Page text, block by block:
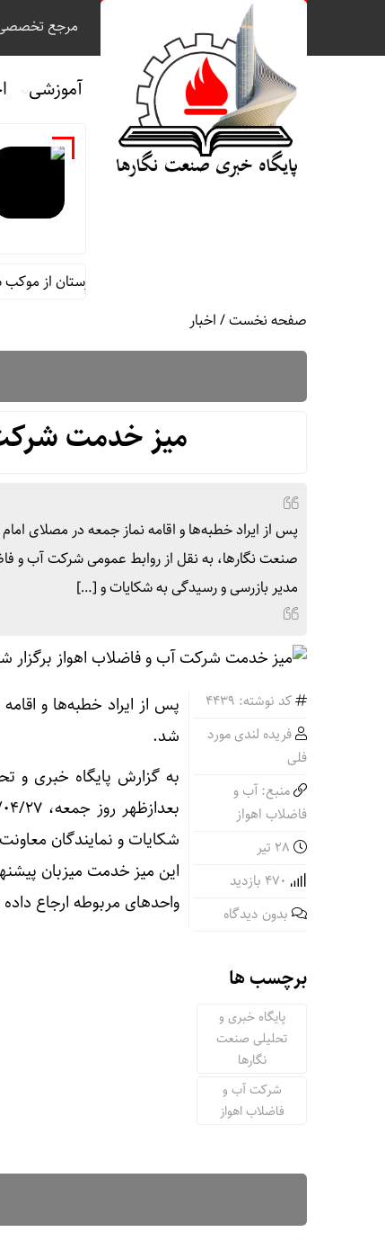
مرجع
آموزشی
مقام مدیرعامل در امور اداری و مالی فولاد خوزستان از موکب
صفحه نخست/اخبار
میز خدمت
پس از ایراد خطبه‌ها و اقامه نماز جمعه در مصلای
مدیر بازرسی و رسیدگی به شکایات و […]
کد نوشته: 4439
فریده لندی مورد
فلی
منبع: آب و
فاضلاب اهواز
بدون دیدگاه
برچسب ها
پایگاه خبری و
تحلیلی صنعت
نگارها
شرکت آب و
فاضلاب اهواز
پس از ایراد خطبه‌ها و
شد.
به گزارش پایگاه خبری و
شکایات و نمایندگان
این میز خدمت میزبان
واحد‌های مربوطه ارجاع